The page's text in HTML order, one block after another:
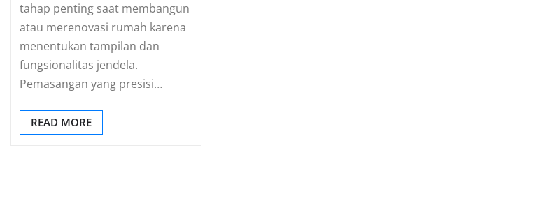
tahap penting saat membangun
atau merenovasi rumah karena
menentukan tampilan dan
fungsionalitas jendela.
Pemasangan yang presisi…
READ MORE